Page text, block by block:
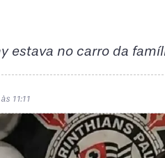
estava no carro da
11:11